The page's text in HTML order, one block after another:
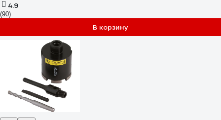
4.9
(90)
В корзину